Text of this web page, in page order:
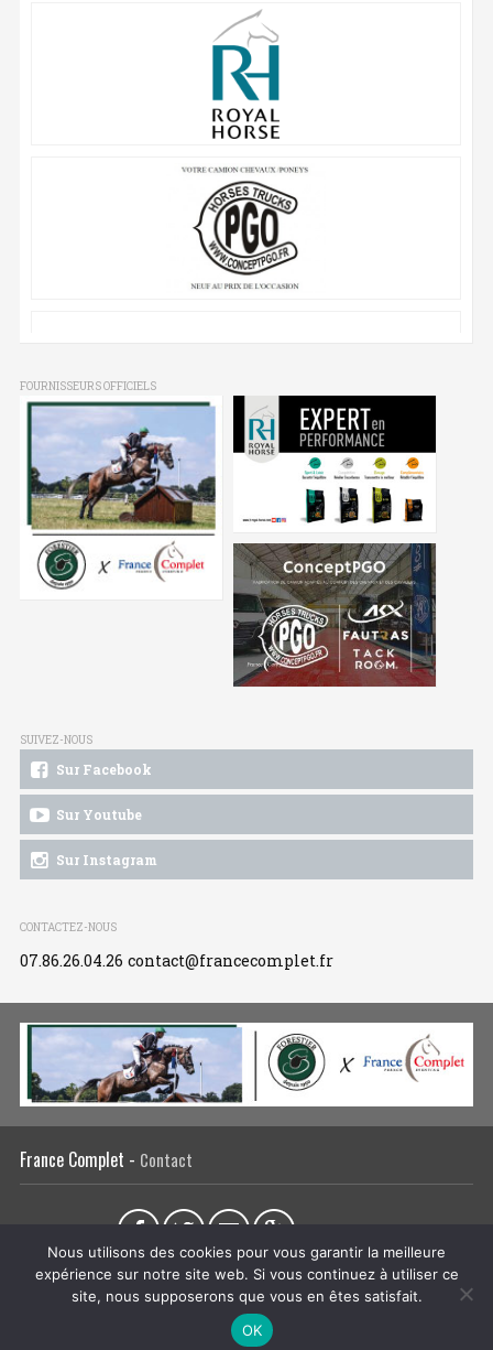
FOURNISSEURS OFFICIELS
SUIVEZ-NOUS
Sur Facebook
Sur Youtube
Sur Instagram
CONTACTEZ-NOUS
07.86.26.04.26 contact@francecomplet.fr
France Complet - Contact
L’association Actualités Tous les évènements
Liens utiles
Régie publicitaire Plan du site Mentions légales
Nous utilisons des cookies pour vous garantir la meilleure
expérience sur notre site web. Si vous continuez à utiliser ce
site, nous supposerons que vous en êtes satisfait.
OK